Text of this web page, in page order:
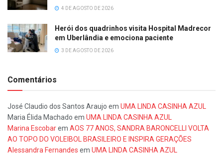
4 DE AGOSTO DE 2026
Herói dos quadrinhos visita Hospital Madrecor
em Uberlândia e emociona paciente
3 DE AGOSTO DE 2026
Comentários
José Claudio dos Santos Araujo em UMA LINDA CASINHA AZUL
Maria Élida Machado em UMA LINDA CASINHA AZUL
Marina Escobarem AOS 77 ANOS, SANDRA BARONCELLI VOLTA
AO TOPO DO VOLEIBOL BRASILEIRO E INSPIRA GERAÇÕES
Alessandra Fernandes em UMA LINDA CASINHA AZUL